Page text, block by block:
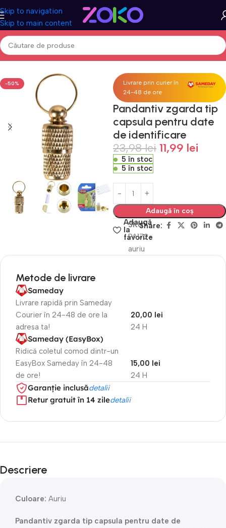
Skip to navigation
Skip to main content
Prima pagină Acasa Petshop Accesorii animale
-50%
Livrare prin curier în
24-48 de ore
Pandantiv zgarda tip
capsula pentru date
de identificare
23,98lei 11,99 lei
5 în stoc
5 în stoc
Adaugă în coș
Adaugă
la
favorite
SKU
PA172-
auriu
Share:
Metode de livrare
Sameday
Livrare rapidă prin Sameday
Courier în 24-48 de ore la
adresa ta!
24 H
20,00 lei
Sameday (EasyBox)
Ridică coletul comod dintr-un
EasyBox Sameday în 24-48
de ore!
24 H
15,00 lei
Garanție inclusădetalii
Retur gratuit în 14 ziledetalii
Descriere
Culoare: Auriu
Pandantiv zgarda tip capsula pentru date de